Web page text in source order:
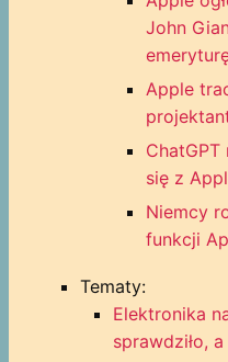
John
Apple
się z
Niemcy
funkcji
Tematy:
Elektronika
sprawdziło,